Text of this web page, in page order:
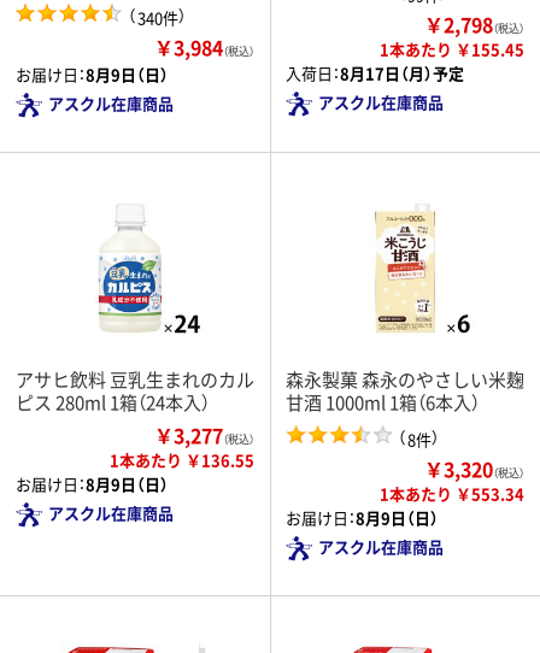
（340件）
￥3,984（税込）
お届け日：8月9日（日）
アスクル在庫商品
￥2,798（税込）
1本あたり ￥155.45
入荷日：8月17日（月）予定
アスクル在庫商品
アサヒ飲料 豆乳生まれのカル
ピス 280ml 1箱（24本入）
￥3,277（税込）
1本あたり ￥136.55
お届け日：8月9日（日）
アスクル在庫商品
森永製菓 森永のやさしい米麹
甘酒 1000ml 1箱（6本入）
（8件）
￥3,320（税込）
1本あたり ￥553.34
お届け日：8月9日（日）
アスクル在庫商品